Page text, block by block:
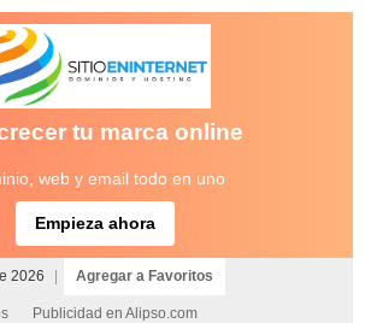
tu marca online
web y email todo en uno
Empieza ahora
2026 Agregar a Favoritos
Publicidad en Alipso.com